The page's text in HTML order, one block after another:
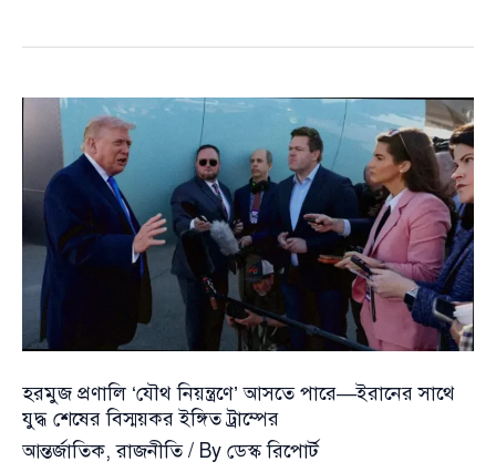
জন্য
‘নিজেরাই
ফোন
করেছে’—
ট্রাম্পের
দাবি
হরমুজ প্রণালি ‘যৌথ নিয়ন্ত্রণে’ আসতে পারে—ইরানের সাথে
যুদ্ধ শেষের বিস্ময়কর ইঙ্গিত ট্রাম্পের
আন্তর্জাতিক,রাজনীতি/ By ডেস্ক রিপোর্ট